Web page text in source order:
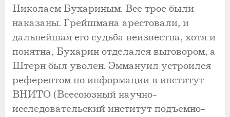
Николаем Бухариным. Все трое были
наказаны. Грейшмана арестовали, и
дальнейшая его судьба неизвестна, хотя и
понятна, Бухарин отделался выговором, а
Штерн был уволен. Эммануил устроился
референтом по информации в институт
ВНИТО (Всесоюзный научно-
исследовательский институт подъемно-